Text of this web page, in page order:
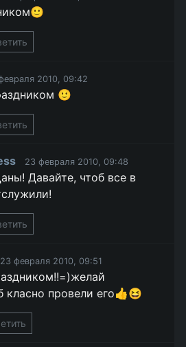
2010, 09:42
🙂
23 февраля 2010, 09:48
Давайте, чтоб все в
23 февраля 2010, 09:51
класно провели его👍😆